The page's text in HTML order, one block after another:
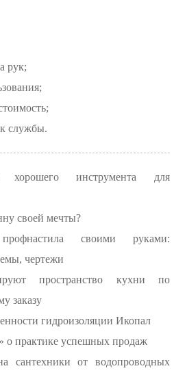
рук;
службы.
хорошего инструмента для
своей мечты?
своими руками:
чертежи
пространство кухни по
заказу
гидроизоляции Икопал
о практике успешных продаж
сантехники от водопроводных